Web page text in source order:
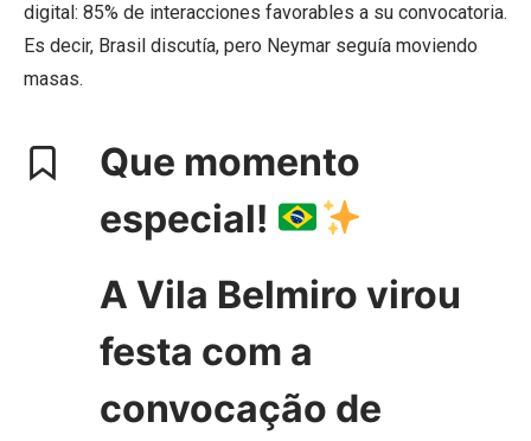
digital: 85% de interacciones favorables a su convocatoria.
Es decir, Brasil discutía, pero Neymar seguía moviendo
masas.
Que momento
especial!
A Vila Belmiro virou
festa com a
convocação de